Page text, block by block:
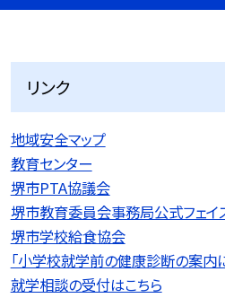
リンク
地域安全マップ
教育センター
堺市PTA協議会
堺市教育委員会事務局公式フェイ
堺市学校給食協会
「小学校就学前の健康診断の案内
就学相談の受付はこちら